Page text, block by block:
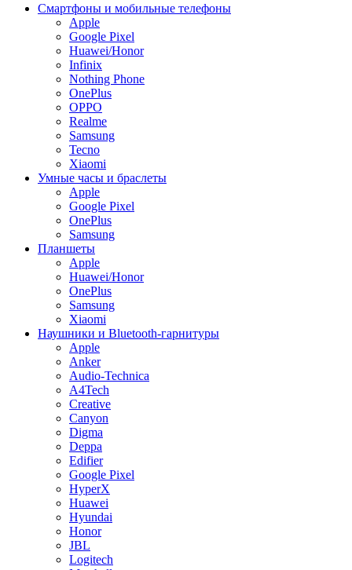
Смартфоны и мобильные телефоны
Apple
Google Pixel
Huawei/Honor
Infinix
Nothing Phone
OnePlus
OPPO
Realme
Samsung
Tecno
Xiaomi
Умные часы и браслеты
Apple
Google Pixel
OnePlus
Samsung
Планшеты
Apple
Huawei/Honor
OnePlus
Samsung
Xiaomi
Наушники и Bluetooth-гарнитуры
Apple
Anker
Audio-Technica
A4Tech
Creative
Canyon
Digma
Deppa
Edifier
Google Pixel
HyperX
Huawei
Hyundai
Honor
JBL
Logitech